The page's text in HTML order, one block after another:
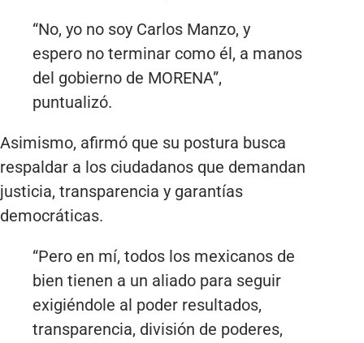
“No, yo no soy Carlos Manzo, y
espero no terminar como él, a manos
del gobierno de MORENA”,
puntualizó.
Asimismo, afirmó que su postura busca
respaldar a los ciudadanos que demandan
justicia, transparencia y garantías
democráticas.
“Pero en mí, todos los mexicanos de
bien tienen a un aliado para seguir
exigiéndole al poder resultados,
transparencia, división de poderes,